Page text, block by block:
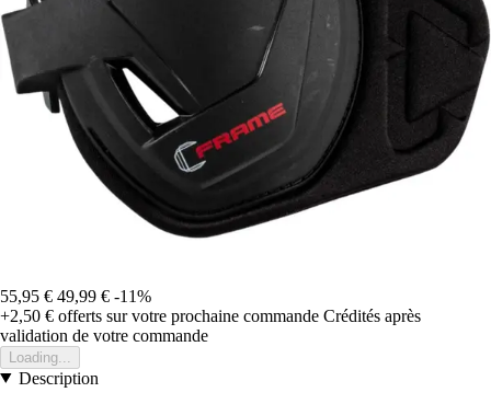
55,95 € 49,99 € -11%
+2,50 € offerts sur votre prochaine commande Crédités après
validation de votre commande
Loading...
Description